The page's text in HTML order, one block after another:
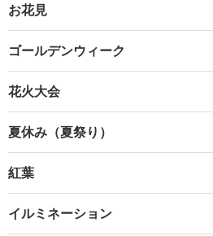
お花見
ゴールデンウィーク
花火大会
夏休み（夏祭り）
紅葉
イルミネーション